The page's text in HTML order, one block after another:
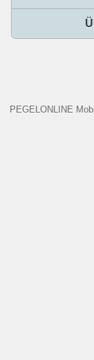
PEGELONLINE